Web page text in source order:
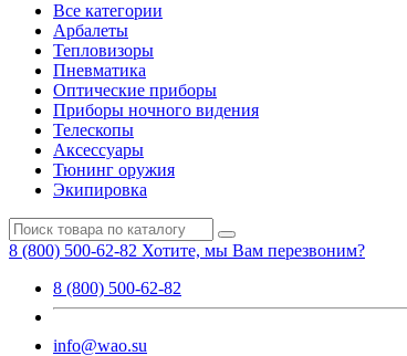
Все категории
Арбалеты
Тепловизоры
Пневматика
Оптические приборы
Приборы ночного видения
Телескопы
Аксессуары
Тюнинг оружия
Экипировка
8 (800) 500-62-82 Хотите, мы Вам перезвоним?
8 (800) 500-62-82
info@wao.su